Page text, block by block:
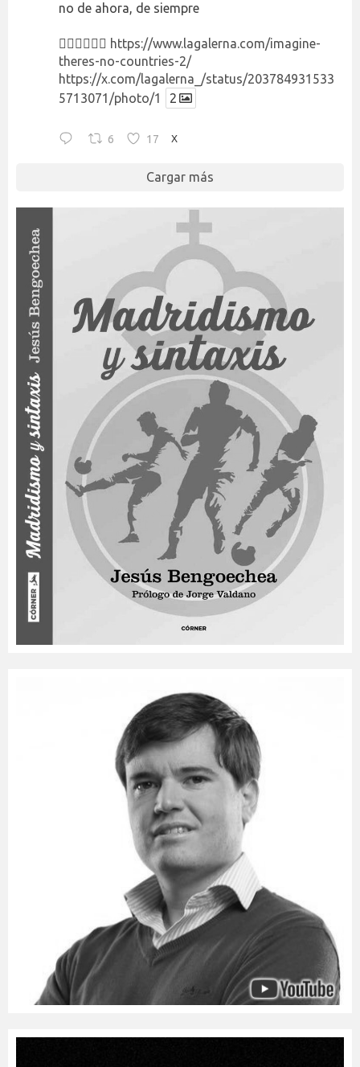
no de ahora, de siempre
👉🏻👉🏻👉🏻 https://www.lagalerna.com/imagine-
theres-no-countries-2/
https://x.com/lagalerna_/status/203784931533
5713071/photo/1
2
6 17 X
Cargar más